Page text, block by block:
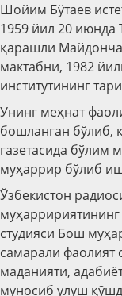
Шойим Бўтаев
1959 йил 20 июнда
қарашли Майдонча
мактабни, 1982
институтининг
Унинг меҳнат
бошланган бўлиб,
газетасида бўлим
муҳаррир бўлиб
Ўзбекистон
студияси Бош
самарали фаолият
маданияти,
муносиб улуш